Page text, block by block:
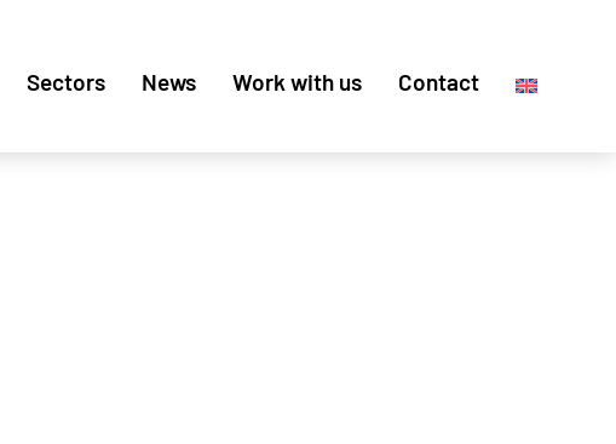
Sectors News Work with us Contact